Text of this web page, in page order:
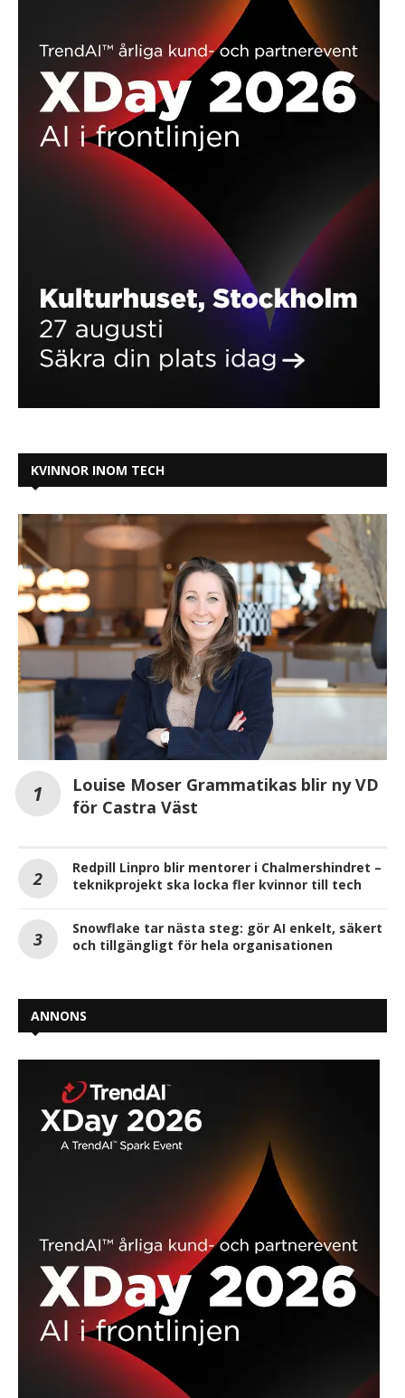
KVINNOR INOM TECH
Louise Moser Grammatikas blir ny VD
för Castra Väst
Redpill Linpro blir mentorer i Chalmershindret –
teknikprojekt ska locka fler kvinnor till tech
Snowflake tar nästa steg: gör AI enkelt, säkert
och tillgängligt för hela organisationen
ANNONS